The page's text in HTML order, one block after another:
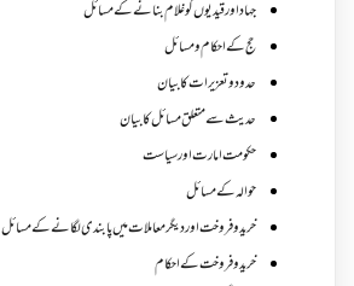
جہاد اور قیدیوں کو غلام بنانے کے مسائل
حج کے احکام ومسائل
حدود و تعزیرات کا بیان
حدیث سے متعلق مسائل کا بیان
حکومت امارت اور سیاست
حوالہ کے مسائل
خرید و فروخت اور دیگر معاملات میں پابندی لگانے کے مسائل
خرید و فروخت کے احکام